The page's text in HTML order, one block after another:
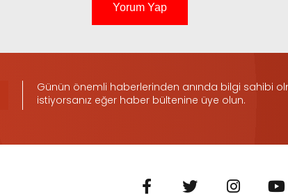
Yorum Yap
Günün önemli haberlerinden anında bilgi sahibi
istiyorsanız eğer haber bültenine üye olun.